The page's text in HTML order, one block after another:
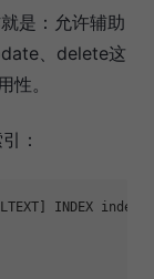
是：允许辅助
、delete这
性。
：
INDEX